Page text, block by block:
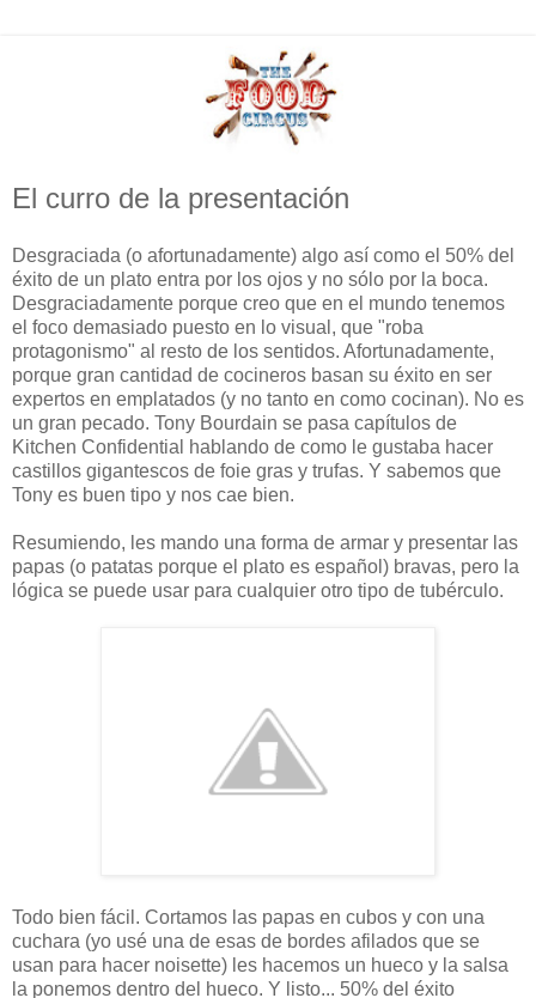
El curro de la presentación
Desgraciada (o afortunadamente) algo así como el 50% del
éxito de un plato entra por los ojos y no sólo por la boca.
Desgraciadamente porque creo que en el mundo tenemos
el foco demasiado puesto en lo visual, que "roba
protagonismo" al resto de los sentidos. Afortunadamente,
porque gran cantidad de cocineros basan su éxito en ser
expertos en emplatados (y no tanto en como cocinan). No es
un gran pecado. Tony Bourdain se pasa capítulos de
Kitchen Confidential hablando de como le gustaba hacer
castillos gigantescos de foie gras y trufas. Y sabemos que
Tony es buen tipo y nos cae bien.
Resumiendo, les mando una forma de armar y presentar las
papas (o patatas porque el plato es español) bravas, pero la
lógica se puede usar para cualquier otro tipo de tubérculo.
Todo bien fácil. Cortamos las papas en cubos y con una
cuchara (yo usé una de esas de bordes afilados que se
usan para hacer noisette) les hacemos un hueco y la salsa
la ponemos dentro del hueco. Y listo... 50% del éxito